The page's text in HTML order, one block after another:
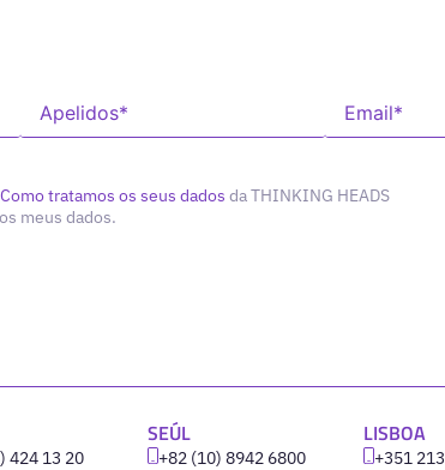
Como tratamos os seus dados da THINKING HEADS
meus dados.
424 13 20
SEÚL
+82 (10) 8942 6800
LISBOA
‪+351